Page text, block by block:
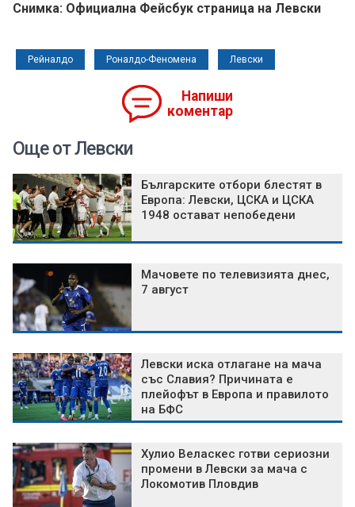
Снимка: Официална Фейсбук страница на Левски
Рейналдо Роналдо-Феномена Левски
Напиши
коментар
Още от Левски
Българските отбори блестят в
Европа: Левски, ЦСКА и ЦСКА
1948 остават непобедени
Мачовете по телевизията днес,
7 август
Левски иска отлагане на мача
със Славия? Причината е
плейофът в Европа и правилото
на БФС
Хулио Веласкес готви сериозни
промени в Левски за мача с
Локомотив Пловдив